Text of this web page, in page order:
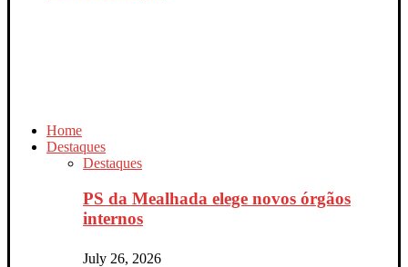
Home
Destaques
Destaques
PS da Mealhada elege novos órgãos
internos
July 26, 2026